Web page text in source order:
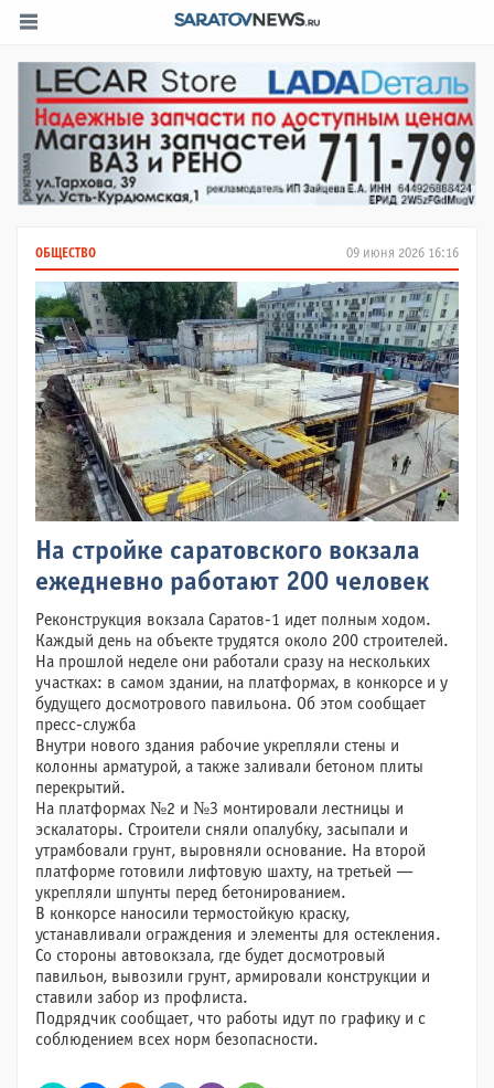
09 июня 2026 16:16
ОБЩЕСТВО
На стройке саратовского вокзала
ежедневно работают 200 человек
Реконструкция вокзала Саратов-1 идет полным ходом.
Каждый день на объекте трудятся около 200 строителей.
На прошлой неделе они работали сразу на нескольких
участках: в самом здании, на платформах, в конкорсе и у
будущего досмотрового павильона. Об этом сообщает
пресс-служба
Внутри нового здания рабочие укрепляли стены и
колонны арматурой, а также заливали бетоном плиты
перекрытий.
На платформах №2 и №3 монтировали лестницы и
эскалаторы. Строители сняли опалубку, засыпали и
утрамбовали грунт, выровняли основание. На второй
платформе готовили лифтовую шахту, на третьей —
укрепляли шпунты перед бетонированием.
В конкорсе наносили термостойкую краску,
устанавливали ограждения и элементы для остекления.
Со стороны автовокзала, где будет досмотровый
павильон, вывозили грунт, армировали конструкции и
ставили забор из профлиста.
Подрядчик сообщает, что работы идут по графику и с
соблюдением всех норм безопасности.